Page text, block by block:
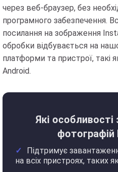
через веб-браузер, без
програмного забезпечення.
посилання на зображення
обробки відбувається на
платформи та пристрої, такі
Android.
Які
Підтримує
на всіх пристроях, таких